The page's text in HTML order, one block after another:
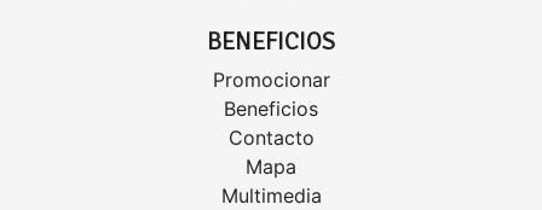
BENEFICIOS
Promocionar
Beneficios
Contacto
Mapa
Multimedia